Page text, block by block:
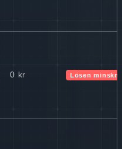
0 kr Lösen